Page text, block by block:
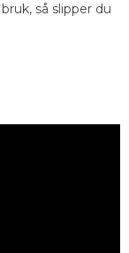
så slipper du